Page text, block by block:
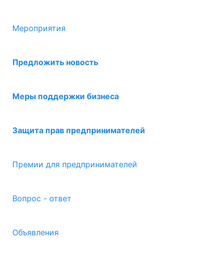
Мероприятия
Предложить новость
Меры поддержки бизнеса
Защита прав предпринимателей
Премии для предпринимателей
Вопрос - ответ
Объявления